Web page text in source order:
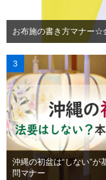
お布施の書き方マナー☆
沖縄の初盆は“しない”
問マナー